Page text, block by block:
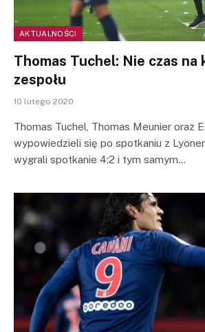
AKTUALNOŚCI
Thomas Tuchel: Nie czas na
zespołu
10 lutego 2020
Thomas Tuchel, Thomas Meunier oraz
wypowiedzieli się po spotkaniu z
wygrali spotkanie 4:2 i tym samym…